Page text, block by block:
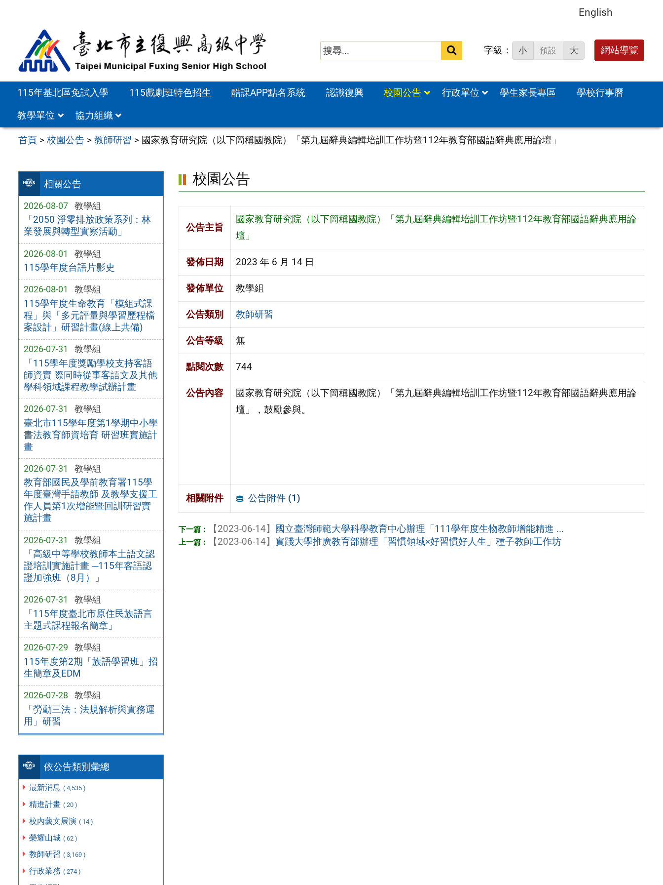
English
站
搜
字級： 小 預設 大 網站導覽
115年基北區免試入學 115戲劇班特色招生 酷課APP點名系統 認識復興 校園公告 行政單位 學生家長專區
學校行事曆
教學單位
協力組織
首頁 >校園公告 >教師研習 > 國家教育研究院（以下簡稱國教院）「第九屆辭典編輯培訓工作坊暨112年教育部國語辭典應用論壇」
相關公告
2026-08-07 教學組
「2050 淨零排放政策系列：林
業發展與轉型實察活動」
2026-08-01 教學組
115學年度台語片影史
2026-08-01 教學組
115學年度生命教育「模組式課
程」與「多元評量與學習歷程檔
案設計」研習計畫(線上共備)
2026-07-31 教學組
「115學年度獎勵學校支持客語
師資實 際同時從事客語文及其他
學科領域課程教學試辦計畫
2026-07-31 教學組
臺北市115學年度第1學期中小學
書法教育師資培育 研習班實施計
畫
2026-07-31 教學組
教育部國民及學前教育署115學
年度臺灣手語教師 及教學支援工
作人員第1次增能暨回訓研習實
施計畫
2026-07-31 教學組
「高級中等學校教師本土語文認
證培訓實施計畫 ─115年客語認
證加強班（8月）」
2026-07-31 教學組
「115年度臺北市原住民族語言
主題式課程報名簡章」
2026-07-29 教學組
115年度第2期「族語學習班」招
生簡章及EDM
2026-07-28 教學組
「勞動三法：法規解析與實務運
用」研習
依公告類別彙總
最新消息 ( 4,535 )
精進計畫 ( 20 )
校內藝文展演 ( 14 )
榮耀山城 ( 62 )
教師研習 ( 3,169 )
行政業務 ( 274 )
校園公告
公告主旨
國家教育研究院（以下簡稱國教院）「第九屆辭典編輯培訓工作坊暨112年教育部國語辭典應用論
壇」
發佈日期 2023 年 6 月 14 日
發佈單位 教學組
公告類別 教師研習
公告等級 無
點閱次數 744
公告內容
國家教育研究院（以下簡稱國教院）「第九屆辭典編輯培訓工作坊暨112年教育部國語辭典應用論
壇」，鼓勵參與。
相關附件 公告附件 (1)
【2023-06-14】 國立臺灣師範大學科學教育中心辦理「111學年度生物教師增能精進 ...
【2023-06-14】實踐大學推廣教育部辦理「習慣領域×好習慣好人生」種子教師工作坊